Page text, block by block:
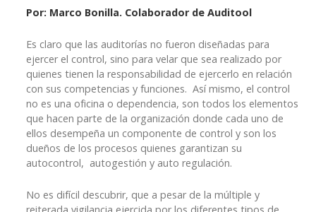
Por: Marco Bonilla. Colaborador de Auditool
Es claro que las auditorías no fueron diseñadas para
ejercer el control, sino para velar que sea realizado por
quienes tienen la responsabilidad de ejercerlo en relación
con sus competencias y funciones. Así mismo, el control
no es una oficina o dependencia, son todos los elementos
que hacen parte de la organización donde cada uno de
ellos desempeña un componente de control y son los
dueños de los procesos quienes garantizan su
autocontrol, autogestión y auto regulación.
No es difícil descubrir, que a pesar de la múltiple y